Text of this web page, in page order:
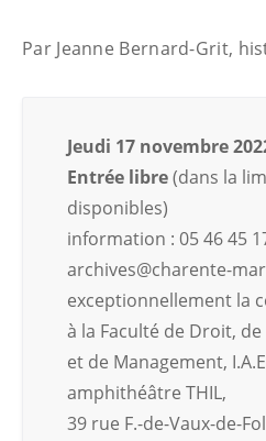
Par Jeanne Bernard-Grit,
Jeudi 17 novembre
Entrée libre(dans la
disponibles)
information : 05 46 45
archives@charente-
exceptionnellement la
à la Faculté de Droit,
et de Management,
amphithéâtre THIL,
39 rue F.-de-Vaux-de-